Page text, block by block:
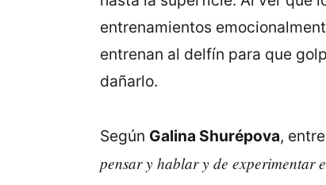
entrenamientos
entrenan al delfín para que
dañarlo.
Según Galina Shurépova,
pensar y hablar y de experimentar